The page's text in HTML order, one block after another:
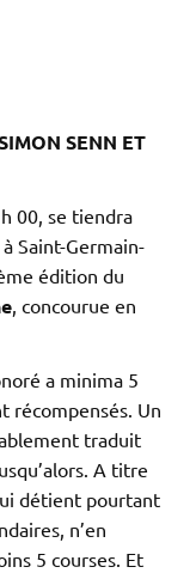
SENN ET
00, se tiendra
Saint-Germain-
édition du
, concourue en
a minima 5
récompensés. Un
traduit
A titre
détient pourtant
n’en
5 courses. Et